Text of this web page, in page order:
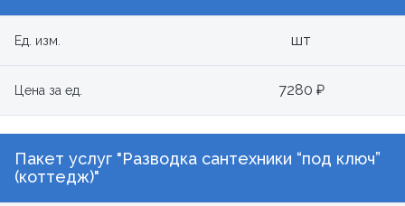
Ед. изм. шт
Цена за ед. 7280 ₽
Пакет услуг "Разводка сантехники “под ключ”
(коттедж)"